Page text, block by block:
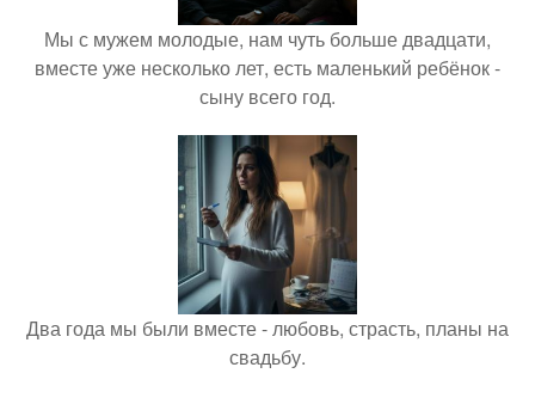
Мы с мужем молодые, нам чуть больше двадцати,
вместе уже несколько лет, есть маленький ребёнок -
сыну всего год.
Два года мы были вместе - любовь, страсть, планы на
свадьбу.